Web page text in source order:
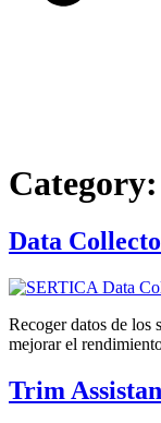
Category:
Data
Recoger datos de los
mejorar el
Trim